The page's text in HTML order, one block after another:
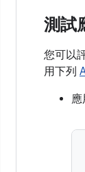
測試
您可以
用下列
應